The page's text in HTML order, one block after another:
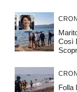
Così
Folla